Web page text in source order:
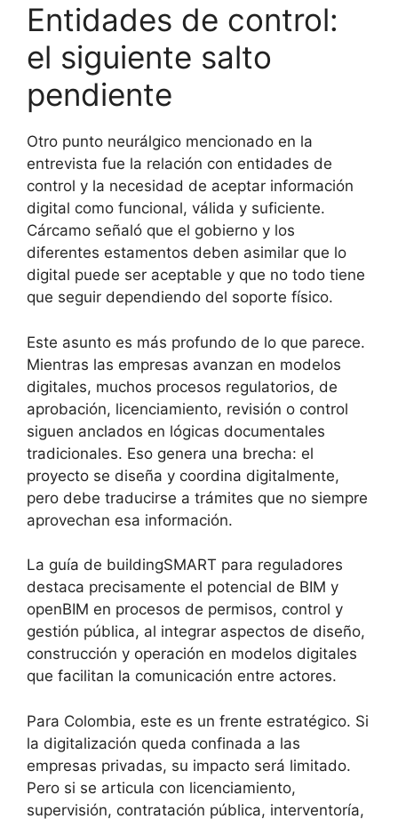
Entidades de control:
el siguiente salto
pendiente
Otro punto neurálgico mencionado en la
entrevista fue la relación con entidades de
control y la necesidad de aceptar información
digital como funcional, válida y suficiente.
Cárcamo señaló que el gobierno y los
diferentes estamentos deben asimilar que lo
digital puede ser aceptable y que no todo tiene
que seguir dependiendo del soporte físico.
Este asunto es más profundo de lo que parece.
Mientras las empresas avanzan en modelos
digitales, muchos procesos regulatorios, de
aprobación, licenciamiento, revisión o control
siguen anclados en lógicas documentales
tradicionales. Eso genera una brecha: el
proyecto se diseña y coordina digitalmente,
pero debe traducirse a trámites que no siempre
aprovechan esa información.
La guía de buildingSMART para reguladores
destaca precisamente el potencial de BIM y
openBIM en procesos de permisos, control y
gestión pública, al integrar aspectos de diseño,
construcción y operación en modelos digitales
que facilitan la comunicación entre actores.
Para Colombia, este es un frente estratégico. Si
la digitalización queda confinada a las
empresas privadas, su impacto será limitado.
Pero si se articula con licenciamiento,
supervisión, contratación pública, interventoría,